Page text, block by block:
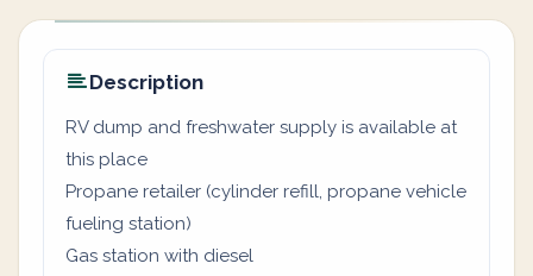
Description
RV dump and freshwater supply is available at
this place
Propane retailer (cylinder refill, propane vehicle
fueling station)
Gas station with diesel